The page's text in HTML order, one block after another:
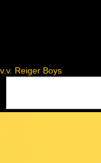
v.v. Reiger Boys